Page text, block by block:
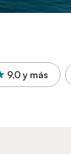
9,0 y más